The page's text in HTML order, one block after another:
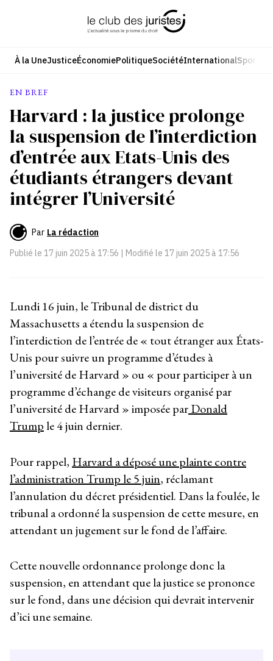
À la UneJusticeÉconomiePolitiqueSociétéInternationalSport
EN BREF
Harvard : la justice prolonge
la suspension de l’interdiction
d’entrée aux Etats-Unis des
étudiants étrangers devant
intégrer l’Université
Par La rédaction
Publié le 17 juin 2025 à 17:56 | Modifié le 17 juin 2025 à 17:56
Lundi 16 juin, le Tribunal de district du
Massachusetts a étendu la suspension de
l’interdiction de l’entrée de « tout étranger aux États-
Unis pour suivre un programme d’études à
l’université de Harvard » ou « pour participer à un
programme d’échange de visiteurs organisé par
l’université de Harvard » imposée parDonald
Trumple 4 juin dernier.
Pour rappel, Harvard a déposé une plainte contre
l’administration Trump le 5 juin, réclamant
l’annulation du décret présidentiel. Dans la foulée, le
tribunal a ordonné la suspension de cette mesure, en
attendant un jugement sur le fond de l’affaire.
Cette nouvelle ordonnance prolonge donc la
suspension, en attendant que la justice se prononce
sur le fond, dans une décision qui devrait intervenir
d’ici une semaine.